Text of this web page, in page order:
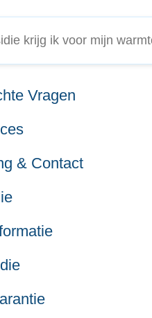
Vragen
& Contact